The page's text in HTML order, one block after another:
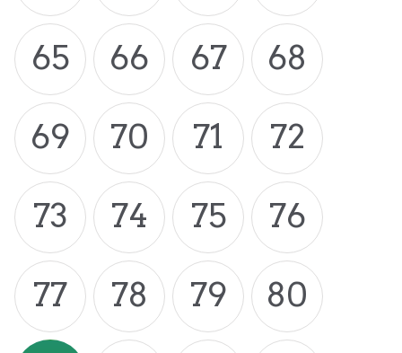
65
66 67
68
69
70 71
72
73
74 75
76
77
78 79
80